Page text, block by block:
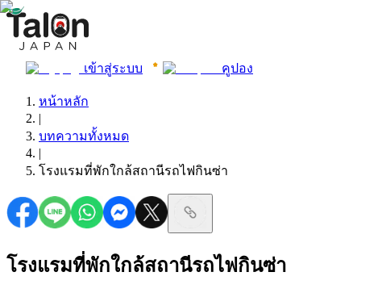
เข้าสู่ระบบ คูปอง
หน้าหลัก
|
บทความทั้งหมด
|
โรงแรมที่พักใกล้สถานีรถไฟกินซ่า
โรงแรมที่พักใกล้สถานีรถไฟกินซ่า